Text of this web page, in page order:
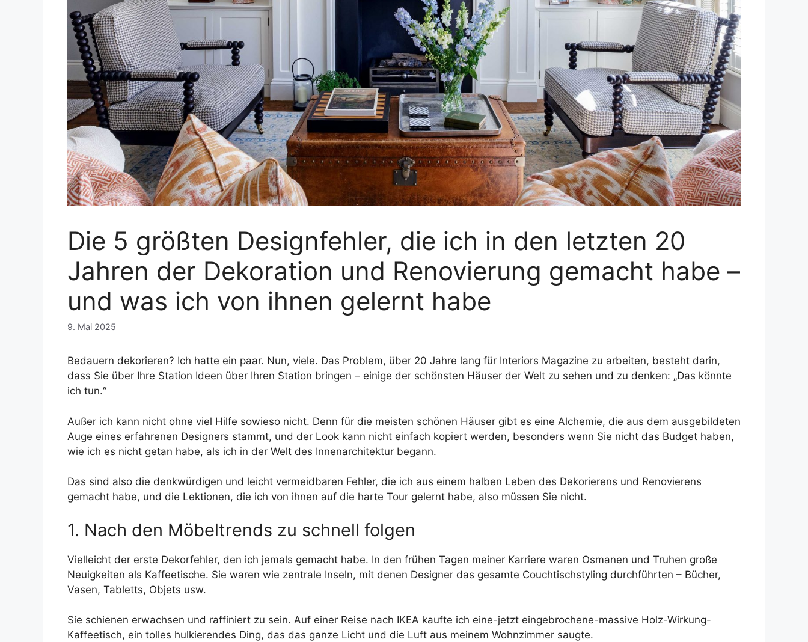
Die 5 größten Designfehler, die ich in den letzten 20
Jahren der Dekoration und Renovierung gemacht habe –
und was ich von ihnen gelernt habe
9. Mai 2025
Bedauern dekorieren? Ich hatte ein paar. Nun, viele. Das Problem, über 20 Jahre lang für Interiors Magazine zu arbeiten, besteht darin,
dass Sie über Ihre Station Ideen über Ihren Station bringen – einige der schönsten Häuser der Welt zu sehen und zu denken: „Das könnte
ich tun.“
Außer ich kann nicht ohne viel Hilfe sowieso nicht. Denn für die meisten schönen Häuser gibt es eine Alchemie, die aus dem ausgebildeten
Auge eines erfahrenen Designers stammt, und der Look kann nicht einfach kopiert werden, besonders wenn Sie nicht das Budget haben,
wie ich es nicht getan habe, als ich in der Welt des Innenarchitektur begann.
Das sind also die denkwürdigen und leicht vermeidbaren Fehler, die ich aus einem halben Leben des Dekorierens und Renovierens
gemacht habe, und die Lektionen, die ich von ihnen auf die harte Tour gelernt habe, also müssen Sie nicht.
1. Nach den Möbeltrends zu schnell folgen
Vielleicht der erste Dekorfehler, den ich jemals gemacht habe. In den frühen Tagen meiner Karriere waren Osmanen und Truhen große
Neuigkeiten als Kaffeetische. Sie waren wie zentrale Inseln, mit denen Designer das gesamte Couchtischstyling durchführten – Bücher,
Vasen, Tabletts, Objets usw.
Sie schienen erwachsen und raffiniert zu sein. Auf einer Reise nach IKEA kaufte ich eine-jetzt eingebrochene-massive Holz-Wirkung-
Kaffeetisch, ein tolles hulkierendes Ding, das das ganze Licht und die Luft aus meinem Wohnzimmer saugte.